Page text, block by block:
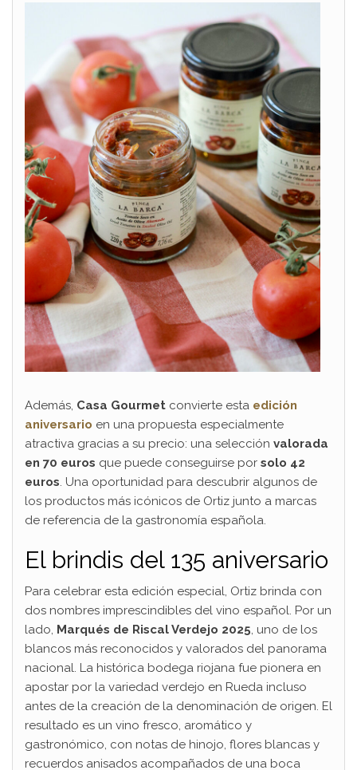
Además, Casa Gourmet convierte esta edición
aniversario en una propuesta especialmente
atractiva gracias a su precio: una selección valorada
en 70 euros que puede conseguirse por solo 42
euros. Una oportunidad para descubrir algunos de
los productos más icónicos de Ortiz junto a marcas
de referencia de la gastronomía española.
El brindis del 135 aniversario
Para celebrar esta edición especial, Ortiz brinda con
dos nombres imprescindibles del vino español. Por un
lado, Marqués de Riscal Verdejo 2025, uno de los
blancos más reconocidos y valorados del panorama
nacional. La histórica bodega riojana fue pionera en
apostar por la variedad verdejo en Rueda incluso
antes de la creación de la denominación de origen. El
resultado es un vino fresco, aromático y
gastronómico, con notas de hinojo, flores blancas y
recuerdos anisados acompañados de una boca